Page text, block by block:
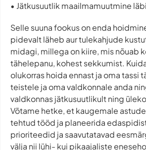
• Jätkusuutlik maailmamuutmine
Selle suuna fookus on enda
pidevalt läheb aur tulekahjude
midagi, millega on kiire, mis nõuab
tähelepanu, kohest sekkumist.
olukorras hoida ennast ja oma tassi
teistele ja oma valdkonnale anda
valdkonnas jätkusuutlikult ning
Võtame hetke, et kaugemale
tehtud tööd ja planeerida
prioriteedid ja saavutatavad
välja nii lühi- kui pikaajaliste